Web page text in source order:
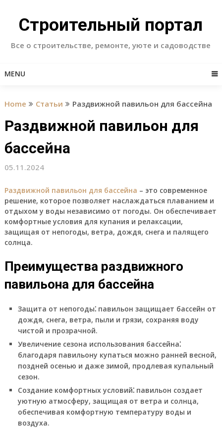
contentСтроительный портал
Все о строительстве, ремонте, уюте и садоводстве
MENU
Home Статьи Раздвижной павильон для бассейна
Раздвижной павильон для
бассейна
05.11.2024
Раздвижной павильон для бассейна – это современное
решение, которое позволяет наслаждаться плаванием и
отдыхом у воды независимо от погоды. Он обеспечивает
комфортные условия для купания и релаксации,
защищая от непогоды, ветра, дождя, снега и палящего
солнца.
Преимущества раздвижного
павильона для бассейна
Защита от непогоды⁚ павильон защищает бассейн от
дождя, снега, ветра, пыли и грязи, сохраняя воду
чистой и прозрачной.
Увеличение сезона использования бассейна⁚
благодаря павильону купаться можно ранней весной,
поздней осенью и даже зимой, продлевая купальный
сезон.
Создание комфортных условий⁚ павильон создает
уютную атмосферу, защищая от ветра и солнца,
обеспечивая комфортную температуру воды и
воздуха.